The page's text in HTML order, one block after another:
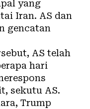
yang
Iran. AS dan
gencatan
AS telah
hari
sekutu AS.
Trump